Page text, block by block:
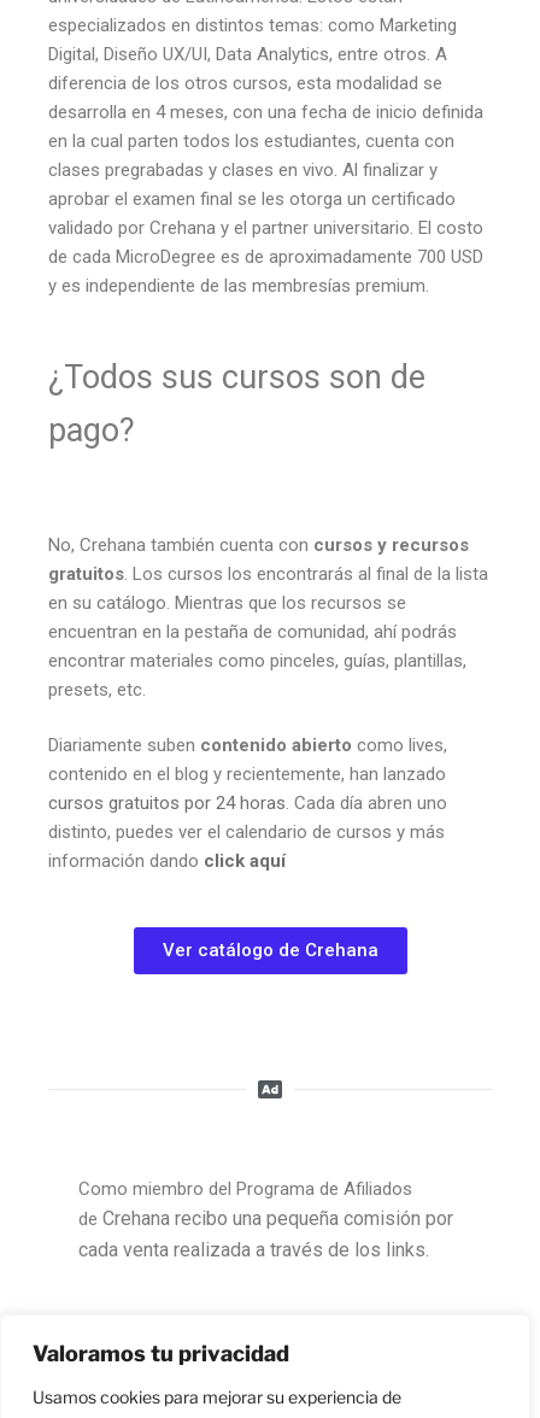
Valoramos tu privacidad
Usamos cookies para mejorar su experiencia de
especializados en distintos temas: como Marketing
Digital, Diseño UX/UI, Data Analytics, entre otros. A
diferencia de los otros cursos, esta modalidad se
desarrolla en 4 meses, con una fecha de inicio definida
en la cual parten todos los estudiantes, cuenta con
clases pregrabadas y clases en vivo. Al finalizar y
aprobar el examen final se les otorga un certificado
validado por Crehana y el partner universitario. El costo
de cada MicroDegree es de aproximadamente 700 USD
y es independiente de las membresías premium.
¿Todos sus cursos son de
pago?
No, Crehana también cuenta con cursos y recursos
gratuitos. Los cursos los encontrarás al final de la lista
en su catálogo. Mientras que los recursos se
encuentran en la pestaña de comunidad, ahí podrás
encontrar materiales como pinceles, guías, plantillas,
presets, etc.
Diariamente suben contenido abierto como lives,
contenido en el blog y recientemente, han lanzado
cursos gratuitos por 24 horas. Cada día abren uno
distinto, puedes ver el calendario de cursos y más
información dando click aquí
Ver catálogo de Crehana
Como miembro del Programa de Afiliados
de Crehana recibo una pequeña comisión por
cada venta realizada a través de los links.